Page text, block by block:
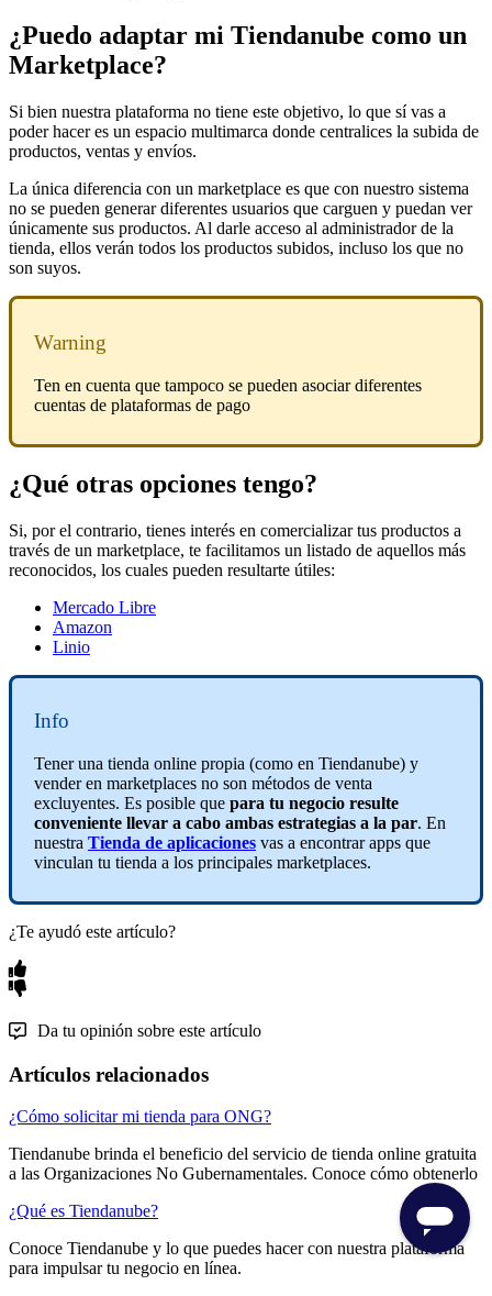
¿Puedo adaptar mi Tiendanube como un
Marketplace?
Si bien nuestra plataforma no tiene este objetivo, lo que sí vas a
poder hacer es un espacio multimarca donde centralices la subida de
productos, ventas y envíos.
La única diferencia con un marketplace es que con nuestro sistema
no se pueden generar diferentes usuarios que carguen y puedan ver
únicamente sus productos. Al darle acceso al administrador de la
tienda, ellos verán todos los productos subidos, incluso los que no
son suyos.
Warning
Ten en cuenta que tampoco se pueden asociar diferentes
cuentas de plataformas de pago
¿Qué otras opciones tengo?
Si, por el contrario, tienes interés en comercializar tus productos a
través de un marketplace, te facilitamos un listado de aquellos más
reconocidos, los cuales pueden resultarte útiles:
Mercado Libre
Amazon
Linio
Info
Tener una tienda online propia (como en Tiendanube) y
vender en marketplaces no son métodos de venta
excluyentes. Es posible que para tu negocio resulte
conveniente llevar a cabo ambas estrategias a la par. En
nuestra Tienda de aplicaciones vas a encontrar apps que
vinculan tu tienda a los principales marketplaces.
¿Te ayudó este artículo?
Da tu opinión sobre este artículo
Artículos relacionados
¿Cómo solicitar mi tienda para ONG?
Tiendanube brinda el beneficio del servicio de tienda online gratuita
a las Organizaciones No Gubernamentales. Conoce cómo obtenerlo
¿Qué es Tiendanube?
Conoce Tiendanube y lo que puedes hacer con nuestra plataforma
para impulsar tu negocio en línea.